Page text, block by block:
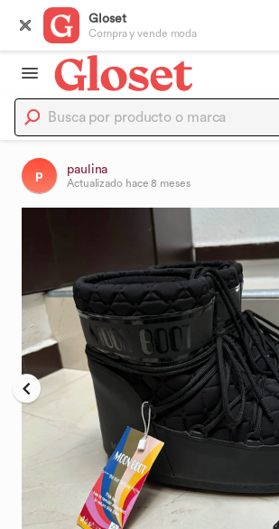
Gloset
Compra y vende moda
p paulina
Actualizado hace 8 meses